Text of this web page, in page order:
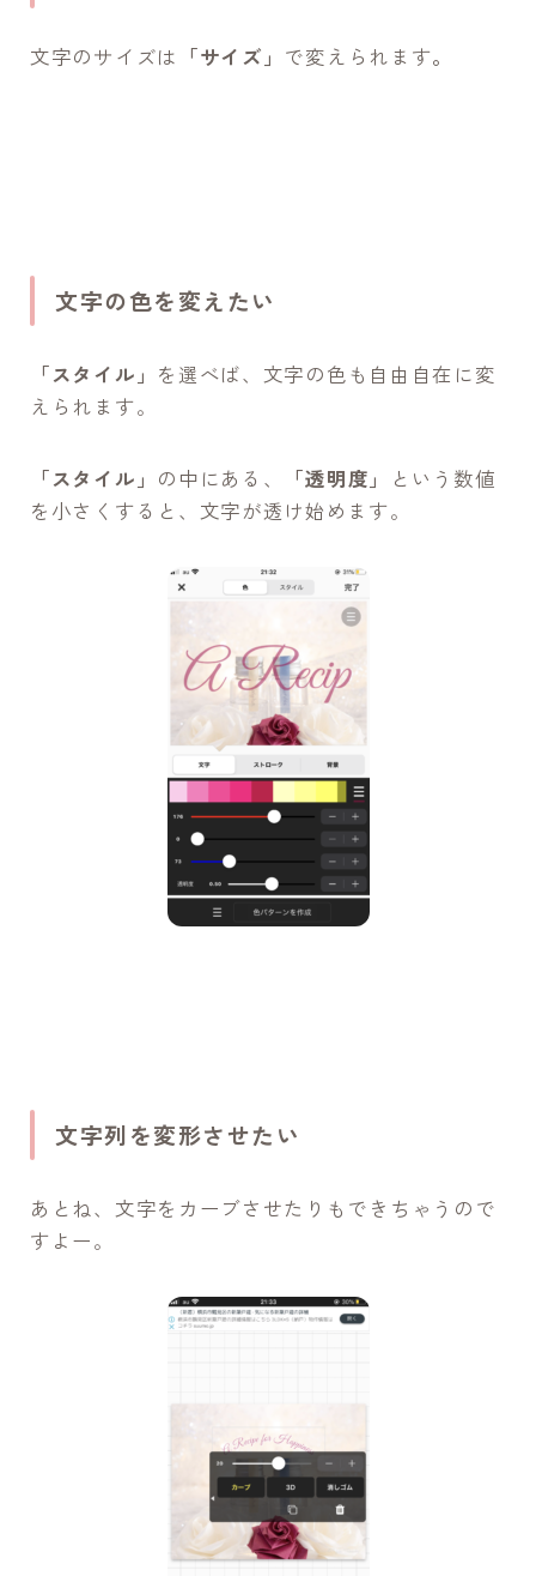
文字のサイズは 「サイズ」 で変えられます。
文字の色を変えたい
「スタイル」 を選べば、文字の色も自由自在に変
えられます。
「スタイル」 の中にある、 「透明度」
という数値
を小さくすると、文字が透け始めます。
文字列を変形させたい
あとね、文字をカーブさせたりもできちゃうので
すよー。